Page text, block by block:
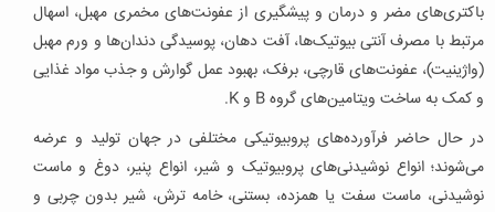
باکتری‌های مضر و درمان و پیشگیری از عفونت‌های مخمری مهبل، اسهال
مرتبط با مصرف آنتی بیوتیک‌ها، آفت دهان، پوسیدگی دندان‌ها و ورم مهبل
(واژینیت)، عفونت‌های قارچی، برفک، بهبود عمل گوارش و جذب مواد غذایی
و کمک به ساخت ویتامین‌های گروه B و K.
در حال حاضر فرآورده‌های پروبیوتیکی مختلفی در جهان تولید و عرضه
می‌شوند؛ انواع نوشیدنی‌های پروبیوتیک و شیر، انواع پنیر، دوغ و ماست
نوشیدنی، ماست سفت یا همزده، بستنی، خامه ترش، شیر بدون چربی و